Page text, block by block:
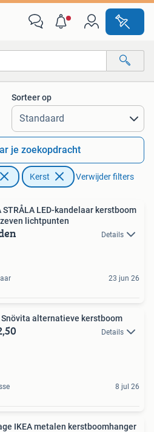
Sorteer op
je zoekopdracht
Kerst Verwijder filters
STRÅLA LED-kandelaar kerstboom
lichtpunten
Details
23 jun 26
Snövita alternatieve kerstboom
Details
8 jul 26
IKEA metalen kerstboomhanger